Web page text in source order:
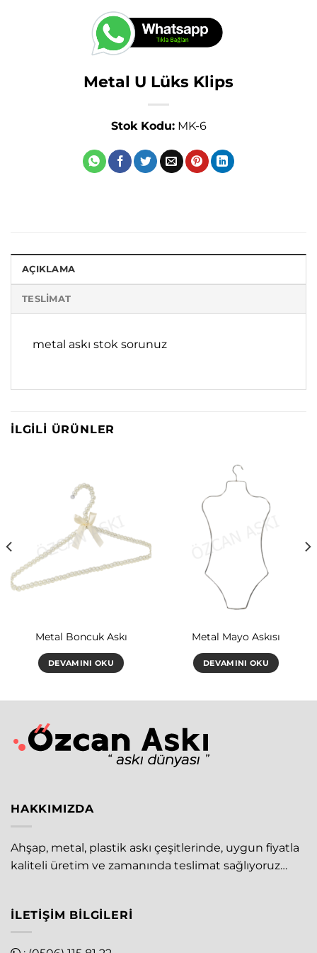
Metal U Lüks Klips
Stok Kodu:MK-6
AÇIKLAMA
TESLIMAT
metal askı stok sorunuz
İLGILI ÜRÜNLER
Metal Boncuk Askı
DEVAMINI OKU
Metal Mayo Askısı
DEVAMINI OKU
HAKKIMIZDA
Ahşap, metal, plastik askı çeşitlerinde, uygun fiyatla
kaliteli üretim ve zamanında teslimat sağlıyoruz…
İLETIŞIM BILGILERI